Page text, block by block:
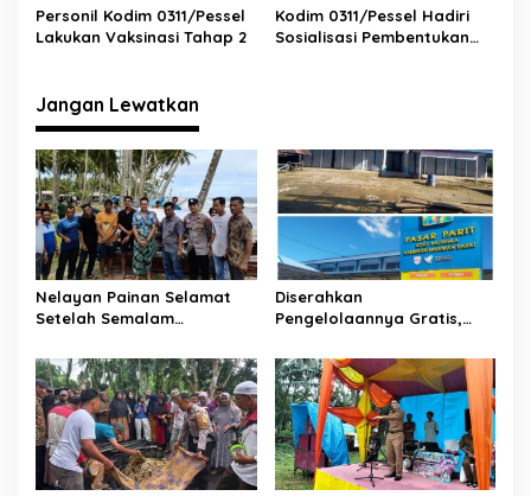
Sosial Dengan Perangkat
Nagari
Personil Kodim 0311/Pessel
Lakukan Vaksinasi Tahap 2
Kodim 0311/Pessel Hadiri
Sosialisasi Pembentukan
Jangan Lewatkan
Nelayan Painan Selamat
Setelah Semalam
Ditemukan Warga Lakitan
Selatan
Diserahkan
Pengelolaannya Gratis,
Malah Diduga Pungut Uang
Kontrak Toko